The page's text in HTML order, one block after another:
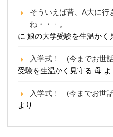
そういえば昔、A大に行
ね・・・。
に 娘の大学受験を生温かく
入学式！ (今までお世
受験を生温かく見守る 母 よ
入学式！ (今までお世
より